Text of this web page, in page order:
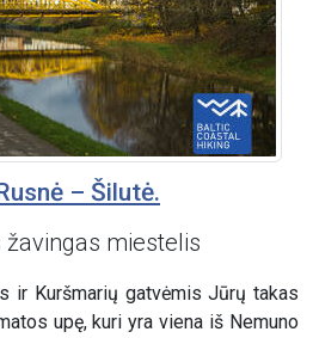
– Šilutė.
miestelis
ir Kuršmarių gatvėmis Jūrų takas
upę, kuri yra viena iš Nemuno